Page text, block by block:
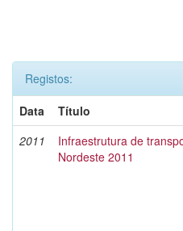
Registos:
Data
Título
2011
Infraestrutura de
Nordeste 2011